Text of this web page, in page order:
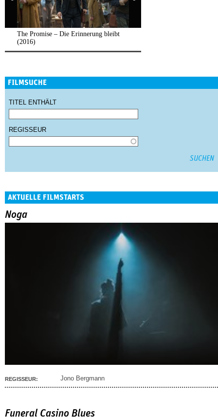
The Promise – Die Erinnerung bleibt
(2016)
FILMSUCHE
TITEL ENTHÄLT
REGISSEUR
AKTUELLE FILMSTARTS
Noga
REGISSEUR: Jono Bergmann
Funeral Casino Blues